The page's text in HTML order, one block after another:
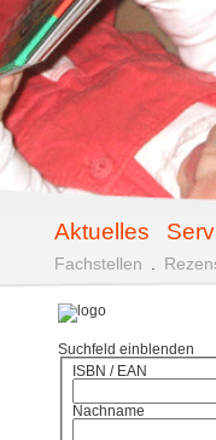
Aktuelles
Fachstellen
Suchfeld einblenden
ISBN / EAN
Nachname